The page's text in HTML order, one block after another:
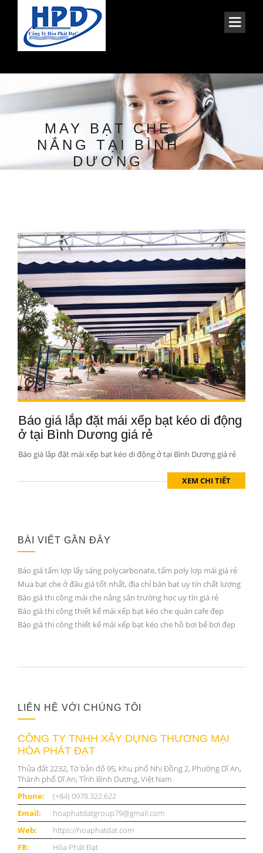
MAY BẠT CHE
NẮNG TẠI BÌNH
DƯƠNG
Báo giá lắp đặt mái xếp bạt kéo di động
ở tại Bình Dương giá rẻ
Báo giá lắp đặt mái xếp bạt kéo di động ở tại Bình Dương giá rẻ
XEM CHI TIẾT
BÀI VIẾT GẦN ĐÂY
Báo giá tấm lợp lấy sáng polycarbonate, tấm poly lợp mái giá rẻ
Mua bạt che ở đâu giá tốt nhất, địa chỉ bán bạt uy tín chất lượng
Báo giá thi công mái che nắng sân trường học uy tín giá rẻ
Báo giá thi công thiết kế mái xếp bạt kéo che quán cafe đẹp
Báo giá thi công thiết kế mái xếp bạt kéo che hồ bơi bể bơi đẹp
LIÊN HỆ VỚI CHÚNG TÔI
CÔNG TY TNHH XÂY DỰNG THƯƠNG MẠI
HÒA PHÁT ĐẠT
Thửa đất 2232, Tờ bản đố 95, Khu phố Nhị Đồng 2, Phường Dĩ An,
Thành phố Dĩ An, Tỉnh Bình Dương, Việt Nam
Phone:
(+84) 0978.322.622
Email:
hoaphatdatgroup79@gmail.com
Web:
https://hoaphatdat.com
FB:
Hòa Phát Đạt